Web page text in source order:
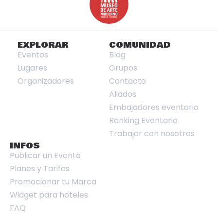
EXPLORAR
Eventos
Lugares
Organizadores
COMUNIDAD
Blog
Grupos
Contacto
Aliados
Embajadores eventario
Ranking Eventario
Trabajar con nosotros
INFOS
Publicar un Evento
Planes y Tarifas
Promocionar tu Marca
Widget para hoteles
FAQ